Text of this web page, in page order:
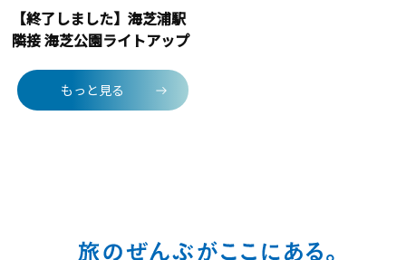
【終了しました】海芝浦駅
隣接 海芝公園ライトアップ
もっと見る